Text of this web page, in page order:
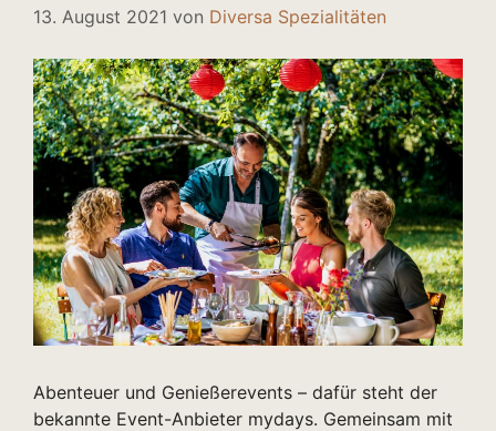
13. August 2021 von Diversa Spezialitäten
Abenteuer und Genießerevents – dafür steht der
bekannte Event-Anbieter mydays. Gemeinsam mit